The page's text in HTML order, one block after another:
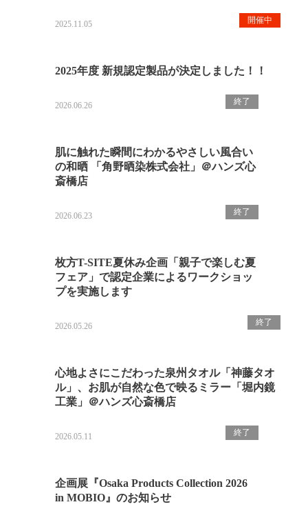
2025.11.05 開催中
2025年度 新規認定製品が決定しました！！
2026.06.26 終了
肌に触れた瞬間にわかるやさしい風合い
の和晒 「角野晒染株式会社」＠ハンズ心
斎橋店
2026.06.23 終了
枚方T-SITE夏休み企画「親子で楽しむ夏
フェア」で認定企業によるワークショッ
プを実施します
2026.05.26 終了
心地よさにこだわった泉州タオル「神藤タオ
ル」、お肌が自然な色で映るミラー「堀内鏡
工業」＠ハンズ心斎橋店
2026.05.11 終了
企画展『Osaka Products Collection 2026
in MOBIO』のお知らせ